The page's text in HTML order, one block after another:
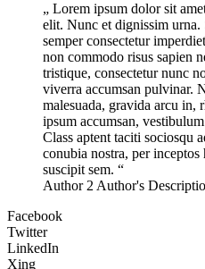
Lorem ipsum dolor sit
elit. Nunc et dignissim urna.
semper consectetur
non commodo risus sapien
tristique, consectetur nunc
viverra accumsan pulvinar.
malesuada, gravida arcu in,
ipsum accumsan,
Class aptent taciti sociosqu
conubia nostra, per
suscipit sem.
Author 2 Author's
Facebook
Twitter
LinkedIn
Xing